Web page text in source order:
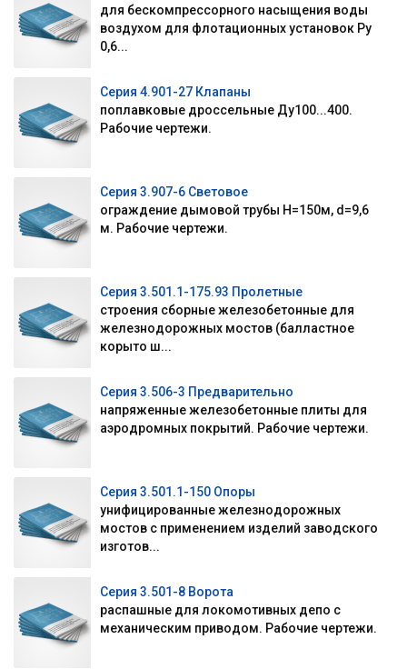
для бескомпрессорного насыщения воды
воздухом для флотационных установок Ру
0,6...
Серия 4.901-27 Клапаны
поплавковые дроссельные Ду100...400.
Рабочие чертежи.
Серия 3.907-6 Световое
ограждение дымовой трубы H=150м, d=9,6
м. Рабочие чертежи.
Серия 3.501.1-175.93 Пролетные
строения сборные железобетонные для
железнодорожных мостов (балластное
корыто ш...
Серия 3.506-3 Предварительно
напряженные железобетонные плиты для
аэродромных покрытий. Рабочие чертежи.
Серия 3.501.1-150 Опоры
унифицированные железнодорожных
мостов с применением изделий заводского
изготов...
Серия 3.501-8 Ворота
распашные для локомотивных депо с
механическим приводом. Рабочие чертежи.